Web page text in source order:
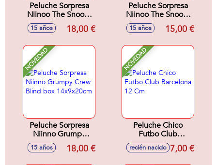
Peluche Sorpresa
Niinoo The Snoozy
Me Luxe Blind Box
14x9x20cm
15 años 18,00 €
Peluche Sorpresa
Niinoo The Snoozy
Me Blind Box
15x10x11cm
15 años 15,00 €
NOVEDAD
Peluche Sorpresa
Niinno Grumpy
Crew Blind box
14x9x20cm
15 años 18,00 €
NOVEDAD
Peluche Chico
Futbo Club
Barcelona 12 Cm
recién nacido 7,00 €